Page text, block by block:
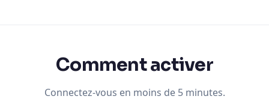
Comment activer
Connectez-vous en moins de 5 minutes.